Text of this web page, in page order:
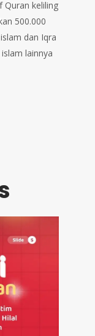
Quran keliling
500.000
dan Iqra
lainnya